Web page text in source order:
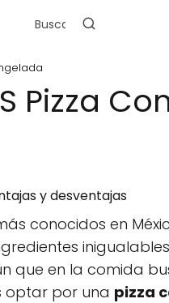
Pizza
y desventajas
conocidos en
que en la comida
optar por una pizza